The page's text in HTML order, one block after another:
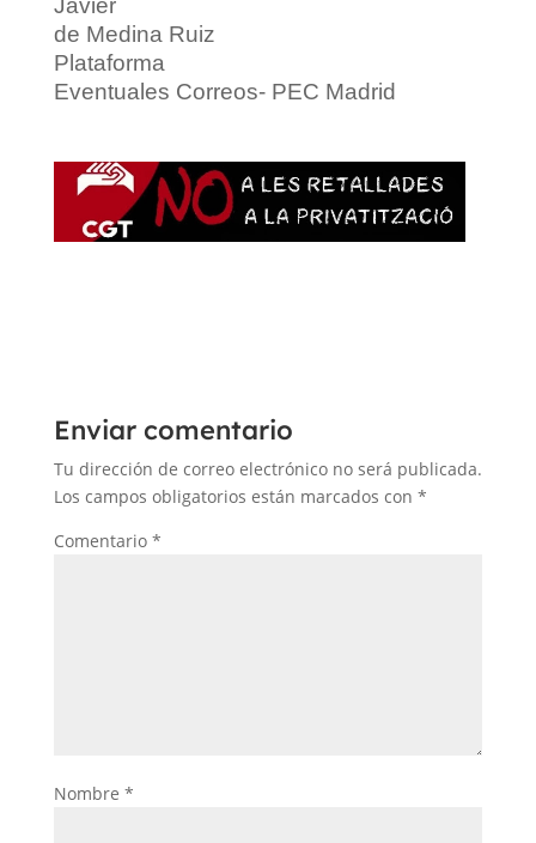
Javier
de Medina Ruiz
Plataforma
Eventuales Correos- PEC Madrid
Enviar comentario
Tu dirección de correo electrónico no será publicada.
Los campos obligatorios están marcados con *
Comentario *
Nombre *